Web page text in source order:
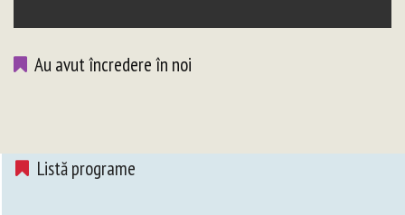
Au avut încredere în noi
Listă programe